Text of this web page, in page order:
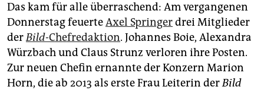
unterstützen
abo
genossenschaft
epaper login
Das kam für alle überraschend: Am vergangenen
Donnerstag feuerteAxel Springerdrei Mitglieder
derBild-Chefredaktion. Johannes Boie, Alexandra
Würzbach und Claus Strunz verloren ihre Posten.
Zur neuen Chefin ernannte der Konzern Marion
Horn, die ab 2013 als erste Frau Leiterin derBild